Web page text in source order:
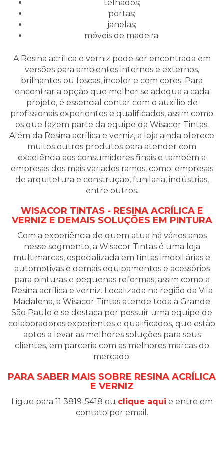
telhados;
portas;
janelas;
móveis de madeira.
A Resina acrílica e verniz pode ser encontrada em
versões para ambientes internos e externos,
brilhantes ou foscas, incolor e com cores. Para
encontrar a opção que melhor se adequa a cada
projeto, é essencial contar com o auxílio de
profissionais experientes e qualificados, assim como
os que fazem parte da equipe da Wisacor Tintas.
Além da Resina acrílica e verniz, a loja ainda oferece
muitos outros produtos para atender com
excelência aos consumidores finais e também a
empresas dos mais variados ramos, como: empresas
de arquitetura e construção, funilaria, indústrias,
entre outros.
WISACOR TINTAS - RESINA ACRÍLICA E
VERNIZ E DEMAIS SOLUÇÕES EM PINTURA
Com a experiência de quem atua há vários anos
nesse segmento, a Wisacor Tintas é uma loja
multimarcas, especializada em tintas imobiliárias e
automotivas e demais equipamentos e acessórios
para pinturas e pequenas reformas, assim como a
Resina acrílica e verniz. Localizada na região da Vila
Madalena, a Wisacor Tintas atende toda a Grande
São Paulo e se destaca por possuir uma equipe de
colaboradores experientes e qualificados, que estão
aptos a levar as melhores soluções para seus
clientes, em parceria com as melhores marcas do
mercado.
PARA SABER MAIS SOBRE RESINA ACRÍLICA
E VERNIZ
Ligue para 11 3819-5418 ou clique aqui e entre em
contato por email.